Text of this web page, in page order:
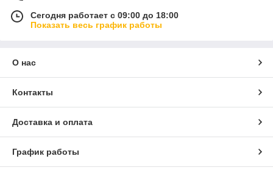
Сегодня работает с 09:00 до 18:00
Показать весь график работы
О нас
Контакты
Доставка и оплата
График работы